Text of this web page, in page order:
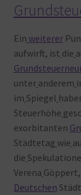
Ein weiterer
aufwirft, ist die
unter anderem
im Spiegel
Steuerhöhe
exorbitanten
Städtetag wie
die
Verena
Deutschen